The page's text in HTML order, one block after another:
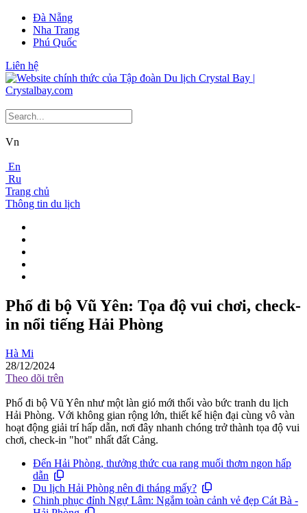
Đà Nẵng
Nha Trang
Phú Quốc
Liên hệ
Vn
En
Ru
Trang chủ
Thông tin du lịch
Phố đi bộ Vũ Yên: Tọa độ vui chơi, check-
in nổi tiếng Hải Phòng
Hà Mi
28/12/2024
Theo dõi trên
Phố đi bộ Vũ Yên như một làn gió mới thổi vào bức tranh du lịch
Hải Phòng. Với không gian rộng lớn, thiết kế hiện đại cùng vô vàn
hoạt động giải trí hấp dẫn, nơi đây nhanh chóng trở thành tọa độ vui
chơi, check-in "hot" nhất đất Cảng.
Đến Hải Phòng, thưởng thức cua rang muối thơm ngon hấp
dẫn
Du lịch Hải Phòng nên đi tháng mấy?
Chinh phục đỉnh Ngự Lâm: Ngắm toàn cảnh vẻ đẹp Cát Bà -